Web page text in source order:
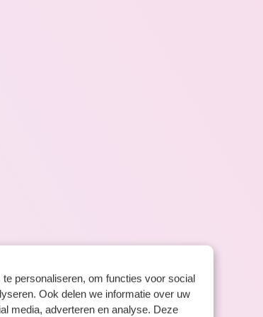
personaliseren, om functies voor social
Ook delen we informatie over uw
media, adverteren en analyse. Deze